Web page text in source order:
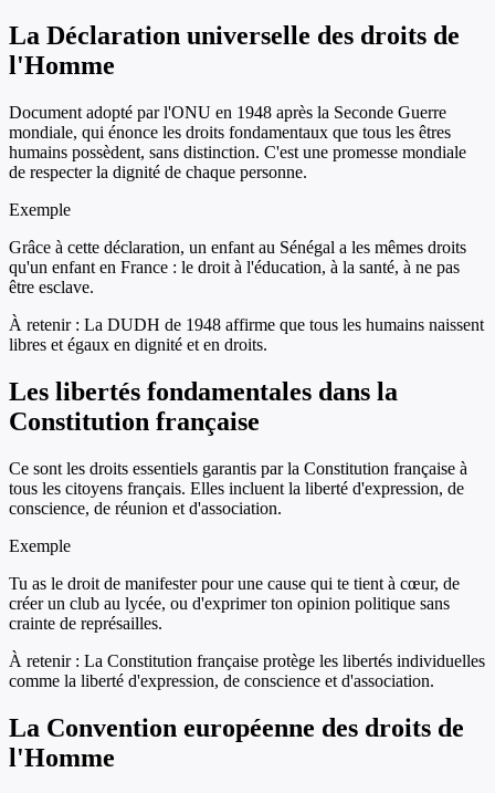
La Déclaration universelle des droits de
l'Homme
Document adopté par l'ONU en 1948 après la Seconde Guerre
mondiale, qui énonce les droits fondamentaux que tous les êtres
humains possèdent, sans distinction. C'est une promesse mondiale
de respecter la dignité de chaque personne.
Exemple
Grâce à cette déclaration, un enfant au Sénégal a les mêmes droits
qu'un enfant en France : le droit à l'éducation, à la santé, à ne pas
être esclave.
À retenir : La DUDH de 1948 affirme que tous les humains naissent
libres et égaux en dignité et en droits.
Les libertés fondamentales dans la
Constitution française
Ce sont les droits essentiels garantis par la Constitution française à
tous les citoyens français. Elles incluent la liberté d'expression, de
conscience, de réunion et d'association.
Exemple
Tu as le droit de manifester pour une cause qui te tient à cœur, de
créer un club au lycée, ou d'exprimer ton opinion politique sans
crainte de représailles.
À retenir : La Constitution française protège les libertés individuelles
comme la liberté d'expression, de conscience et d'association.
La Convention européenne des droits de
l'Homme